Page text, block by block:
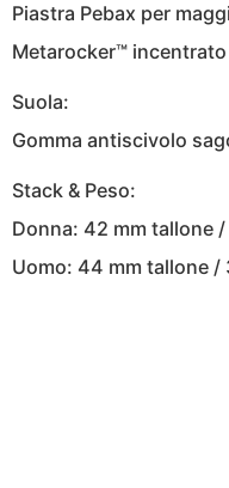
Piastra Pebax per
Metarocker™
Suola:
Gomma antiscivolo
Stack & Peso:
Donna: 42 mm tallone
Uomo: 44 mm tallone /